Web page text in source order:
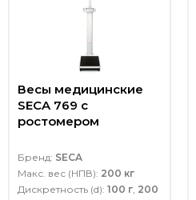
Весы медицинские
SECA 769 с
ростомером
Бренд: SECA
Макс. вес (НПВ): 200 кг
Дискретность (d): 100 г, 200